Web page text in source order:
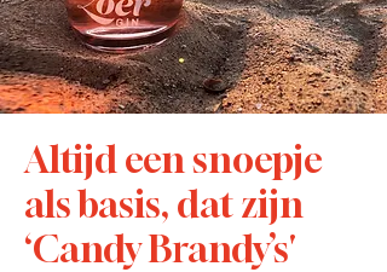
Altijd een snoepje
als basis, dat zijn
‘Candy Brandy’s'